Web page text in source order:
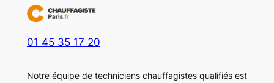
01 45 35 17 20
Notre équipe de techniciens chauffagistes qualifiés est